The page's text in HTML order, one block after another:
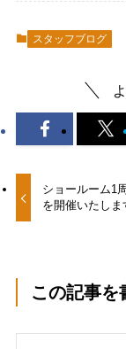
スタッフブログ
ショールーム1
を開催いたしま
この記事を